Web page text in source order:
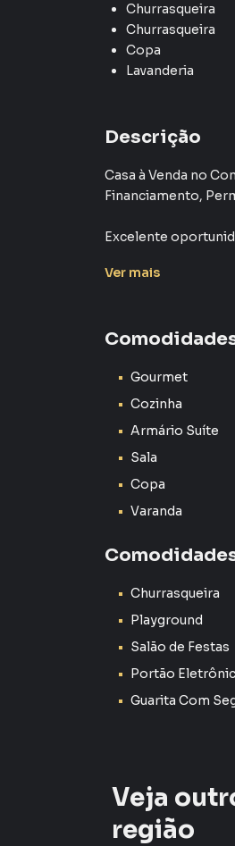
Churrasqueira
Churrasqueira
Copa
Lavanderia
Descrição
Casa à Venda no
Financiamento,
Excelente
agradável área
Características do
• 3 dormitórios
• 1 suíte
• 2 banheiros
• Sala de estar
• Sala de jantar
• Cozinha
• Área gourmet
• 2 vagas de garagem
Condomínio Horto
Ver mais
Gourmet
Cozinha
Armário Suíte
Sala
Copa
Varanda
Churrasqueira
Playground
Salão de Festas
Portão
Guarita Com
Veja
região